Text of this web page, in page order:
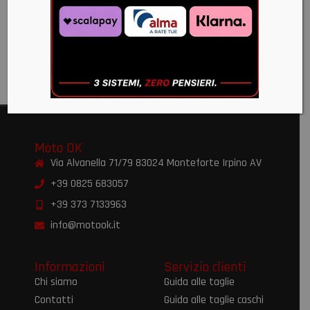
CITY
GRIP
WINTER
Moto OK
Via Alvanella 71/79 83024 Monteforte Irpino AV
+39 0825 683057
+39 373 7133963
info@motook.it
Informazioni
Chi siamo
Contatti
Servizio clienti
Guida alle taglie
Guida alle taglie caschi